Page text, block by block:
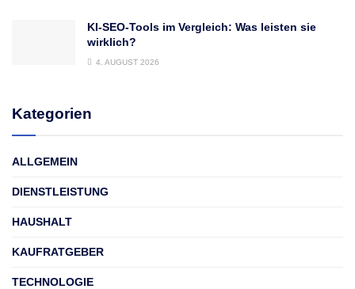
KI-SEO-Tools im Vergleich: Was leisten sie
wirklich?
4. AUGUST 2026
Kategorien
ALLGEMEIN
DIENSTLEISTUNG
HAUSHALT
KAUFRATGEBER
TECHNOLOGIE